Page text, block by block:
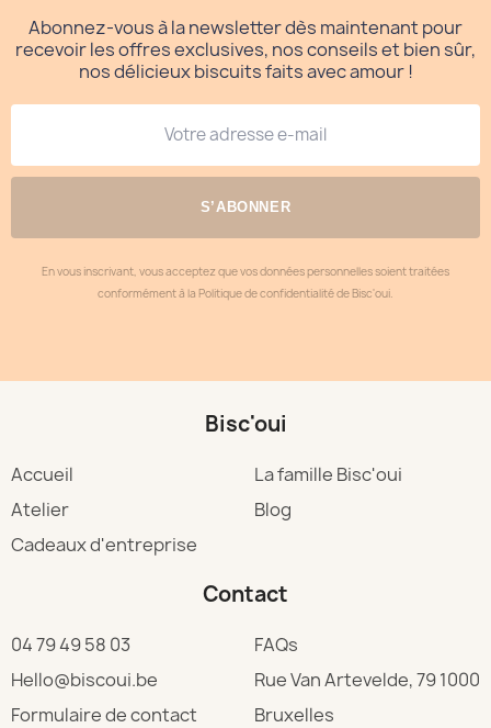
Abonnez-vous à la newsletter dès maintenant pour
recevoir les offres exclusives, nos conseils et bien sûr,
nos délicieux biscuits faits avec amour !
S’ABONNER
En vous inscrivant, vous acceptez que vos données personnelles soient traitées
conformément à la Politique de confidentialité de Bisc'oui.​
Bisc'oui
Accueil
Atelier
Cadeaux d'entreprise
La famille Bisc'oui
Blog
Contact
04 79 49 58 03
Hello@biscoui.be
Formulaire de contact
FAQs
Rue Van Artevelde, 79 1000
Bruxelles